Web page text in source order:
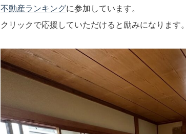
不動産ランキングに参加しています。
クリックで応援していただけると励みになります。